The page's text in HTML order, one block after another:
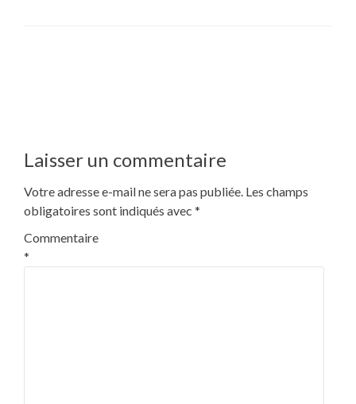
Laisser un commentaire
Votre adresse e-mail ne sera pas publiée. Les champs
obligatoires sont indiqués avec *
Commentaire
*